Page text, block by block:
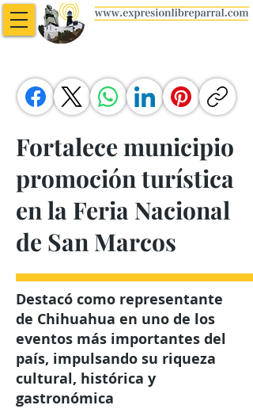
Fortalece municipio
promoción turística
en la Feria Nacional
de San Marcos
Destacó como representante
de Chihuahua en uno de los
eventos más importantes del
país, impulsando su riqueza
cultural, histórica y
gastronómica